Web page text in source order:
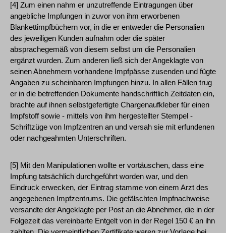
[4] Zum einen nahm er unzutreffende Eintragungen über
angebliche Impfungen in zuvor von ihm erworbenen
Blankettimpfbüchern vor, in die er entweder die Personalien
des jeweiligen Kunden aufnahm oder die später
absprachegemäß von diesem selbst um die Personalien
ergänzt wurden. Zum anderen ließ sich der Angeklagte von
seinen Abnehmern vorhandene Impfpässe zusenden und fügte
Angaben zu scheinbaren Impfungen hinzu. In allen Fällen trug
er in die betreffenden Dokumente handschriftlich Zeitdaten ein,
brachte auf ihnen selbstgefertigte Chargenaufkleber für einen
Impfstoff sowie - mittels von ihm hergestellter Stempel -
Schriftzüge von Impfzentren an und versah sie mit erfundenen
oder nachgeahmten Unterschriften.
[5] Mit den Manipulationen wollte er vortäuschen, dass eine
Impfung tatsächlich durchgeführt worden war, und den
Eindruck erwecken, der Eintrag stamme von einem Arzt des
angegebenen Impfzentrums. Die gefälschten Impfnachweise
versandte der Angeklagte per Post an die Abnehmer, die in der
Folgezeit das vereinbarte Entgelt von in der Regel 150 € an ihn